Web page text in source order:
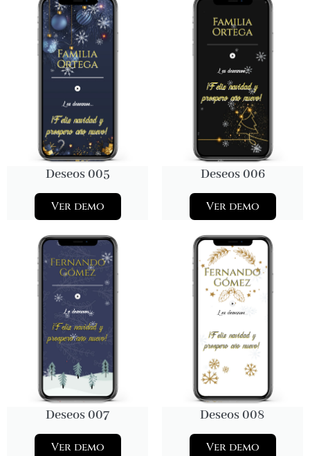
Deseos 005
Ver demo
Deseos 006
Ver demo
Deseos 007
Ver demo
Deseos 008
Ver demo